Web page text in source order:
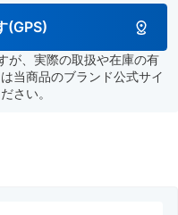
(GPS)
が、実際の取扱や在庫の有
当商品のブランド公式サイ
さい。